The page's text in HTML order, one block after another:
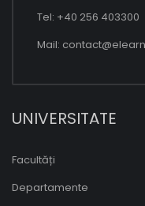
Tel: +40 256 403300
Mail:
UNIVERSITATE
Facultăți
Departamente